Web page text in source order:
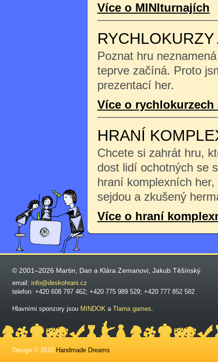
Více o MINIturnajích
Poznat hru
teprve začíná. Proto
prezentací her.
Více o rychlokurzech
HRANÍ
Chcete si zahrát hru,
dost lidí ochotných se
hraní komplexních
sejdou a zkušený
Více o hraní
© 2001–2026 Martin, Dan a Klára Zemanovi, Jakub Těšínský
email: info@deskohrani.cz
telefon: +420 608 797 462; +420 775 989 529; +420 777 852 582
Hlavními sponzory jsou MINDOK a Tlama games.
Design © 2010 Handmade Dreams